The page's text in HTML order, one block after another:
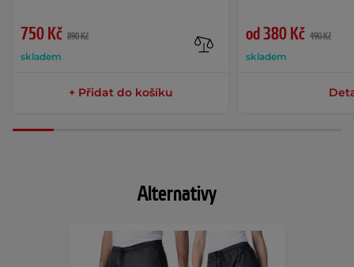
750 Kč 890 Kč
skladem
+ Přidat do košíku
od 380 Kč 490 Kč
skladem
Alternativy